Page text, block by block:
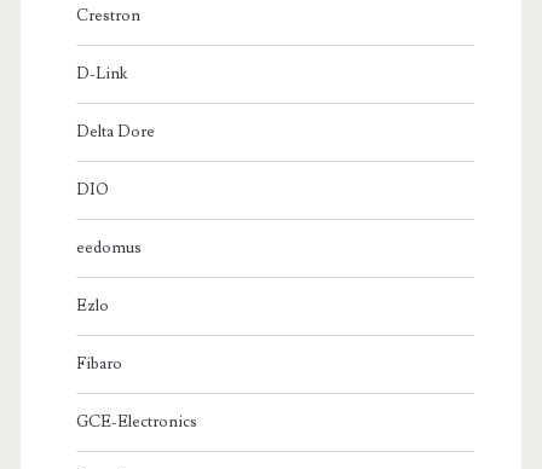
Crestron
D-Link
Delta Dore
DIO
eedomus
Ezlo
Fibaro
GCE-Electronics